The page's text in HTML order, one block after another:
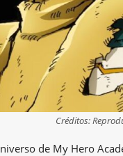
Créditos:
de My Hero